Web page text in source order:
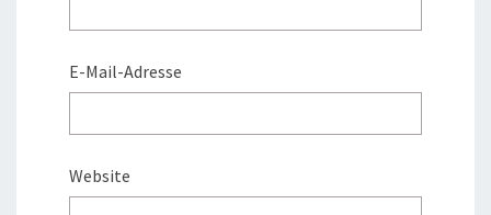
E-Mail-Adresse
Website